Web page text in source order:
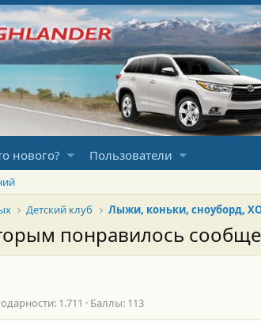
нового? Пользователи
Детский клуб Лыжи, коньки, сноуборд,
понравилось
1.711 Баллы 113